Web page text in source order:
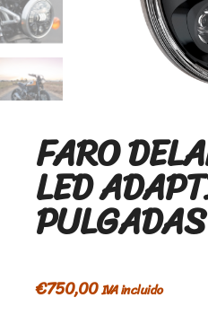
FARO
LED
PULGADAS
€750,00IVA incluido